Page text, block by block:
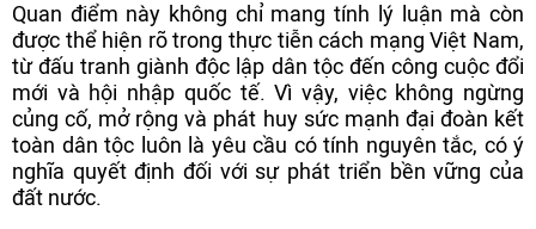
Quan điểm này không chỉ mang tính lý luận mà còn
được thể hiện rõ trong thực tiễn cách mạng Việt Nam,
từ đấu tranh giành độc lập dân tộc đến công cuộc đổi
mới và hội nhập quốc tế. Vì vậy, việc không ngừng
củng cố, mở rộng và phát huy sức mạnh đại đoàn kết
toàn dân tộc luôn là yêu cầu có tính nguyên tắc, có ý
nghĩa quyết định đối với sự phát triển bền vững của
đất nước.